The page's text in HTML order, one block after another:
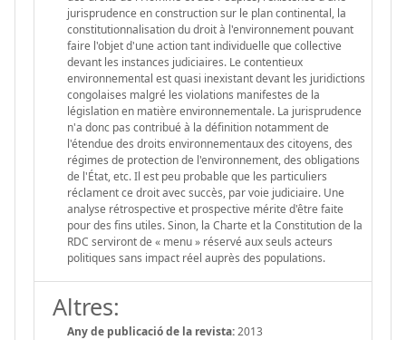
jurisprudence en construction sur le plan continental, la
constitutionnalisation du droit à l'environnement pouvant
faire l'objet d'une action tant individuelle que collective
devant les instances judiciaires. Le contentieux
environnemental est quasi inexistant devant les juridictions
congolaises malgré les violations manifestes de la
législation en matière environnementale. La jurisprudence
n'a donc pas contribué à la définition notamment de
l'étendue des droits environnementaux des citoyens, des
régimes de protection de l'environnement, des obligations
de l'État, etc. Il est peu probable que les particuliers
réclament ce droit avec succès, par voie judiciaire. Une
analyse rétrospective et prospective mérite d'être faite
pour des fins utiles. Sinon, la Charte et la Constitution de la
RDC serviront de « menu » réservé aux seuls acteurs
politiques sans impact réel auprès des populations.
Altres:
Any de publicació de la revista:2013